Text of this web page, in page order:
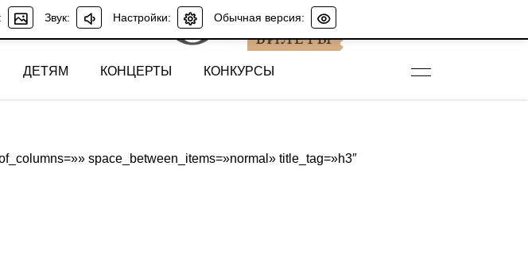
Звук: Настройки: Обычная версия:
ДЕТЯМ КОНЦЕРТЫ КОНКУРСЫ
space_between_items=»normal» title_tag=»h3″